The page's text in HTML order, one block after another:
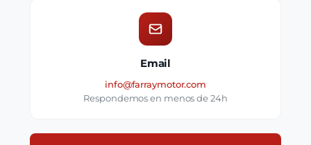
Email
info@farraymotor.com
Respondemos en menos de 24h